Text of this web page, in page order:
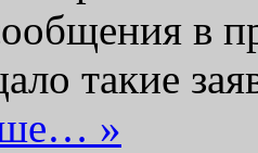
в
такие
»